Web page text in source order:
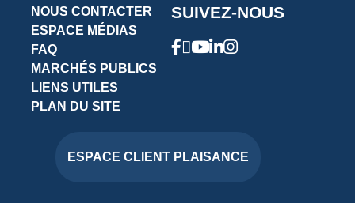
NOUS CONTACTER
ESPACE MÉDIAS
FAQ
MARCHÉS PUBLICS
LIENS UTILES
PLAN DU SITE
SUIVEZ-NOUS
ESPACE CLIENT PLAISANCE